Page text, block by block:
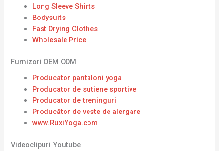
Long Sleeve Shirts
Bodysuits
Fast Drying Clothes
Wholesale Price
Furnizori OEM ODM
Producator pantaloni yoga
Producator de sutiene sportive
Producator de treninguri
Producător de veste de alergare
www.RuxiYoga.com
Videoclipuri Youtube